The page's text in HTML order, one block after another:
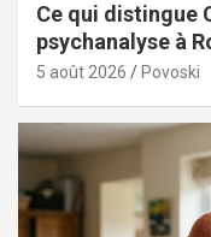
Ce qui distingue
psychanalyse à
5 août 2026 Povoski